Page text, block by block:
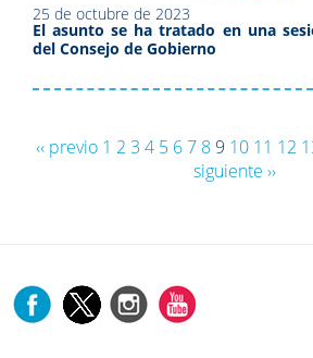
25 de octubre de 2023
El asunto se ha tratado en una
del Consejo de Gobierno
‹‹ previo 1 2 3 4 5 67 8 9 10 11 12
siguiente ››